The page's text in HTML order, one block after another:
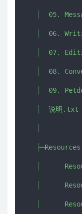
│  05.
│  06.
│  07.
│  08.
│  09.
   │  说明.txt
   ├─Resources
│
│
│